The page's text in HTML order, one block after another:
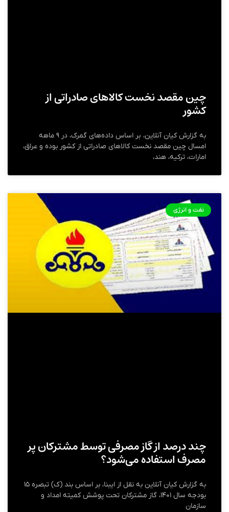
چین مقصد نخست کالا‌های صادراتی از
کشور
به گزارش کیان آنلاین، بر اساس داده‌های گمرک، در ۹ ماهه
امسال چین مقصد نخست کالا‌های صادراتی از کشور بوده و عراق،
امارات، ترکیه، هند،
نفت و انرژی
چند درصد از گاز مصرفی توسط مشترکان پر
مصرف استفاده می‌شود؟
به گزارش کیان آنلاین به نقل از ایبنا، بر اساس بند (ک) تبصره ۱۵
بودجه سال ۱۴۰۱، گاز مشترکان تحت پوشش کمیته امداد و
سازمان